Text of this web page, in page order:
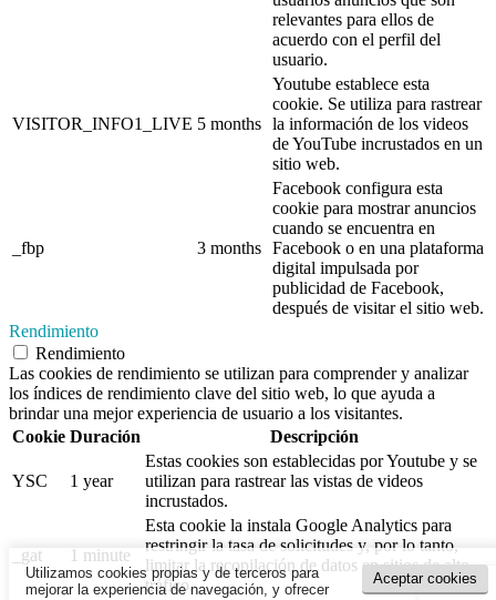
relevantes para ellos de
acuerdo con el perfil del
usuario.
VISITOR_INFO1_LIVE 5 months
Youtube establece esta
cookie. Se utiliza para rastrear
la información de los videos
de YouTube incrustados en un
sitio web.
_fbp 3 months
Facebook configura esta
cookie para mostrar anuncios
cuando se encuentra en
Facebook o en una plataforma
digital impulsada por
publicidad de Facebook,
después de visitar el sitio web.
Rendimiento
Rendimiento
Las cookies de rendimiento se utilizan para comprender y analizar
los índices de rendimiento clave del sitio web, lo que ayuda a
brindar una mejor experiencia de usuario a los visitantes.
Cookie Duración Descripción
YSC 1 year
Estas cookies son establecidas por Youtube y se
utilizan para rastrear las vistas de videos
incrustados.
_gat 1 minute
Esta cookie la instala Google Analytics para
restringir la tasa de solicitudes y, por lo tanto,
limitar la recopilación de datos en sitios de alto
tráfico.
Aceptar cookies
Utilizamos cookies propias y de terceros para
mejorar la experiencia de navegación, y ofrecer